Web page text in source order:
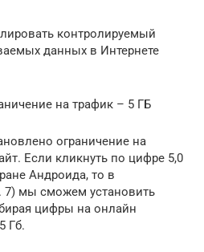
контролируемый
данных в Интернете
на трафик – 5 ГБ
ограничение на
Если кликнуть по цифре 5,0
Андроида, то в
7) мы сможем установить
цифры на онлайн
Гб.